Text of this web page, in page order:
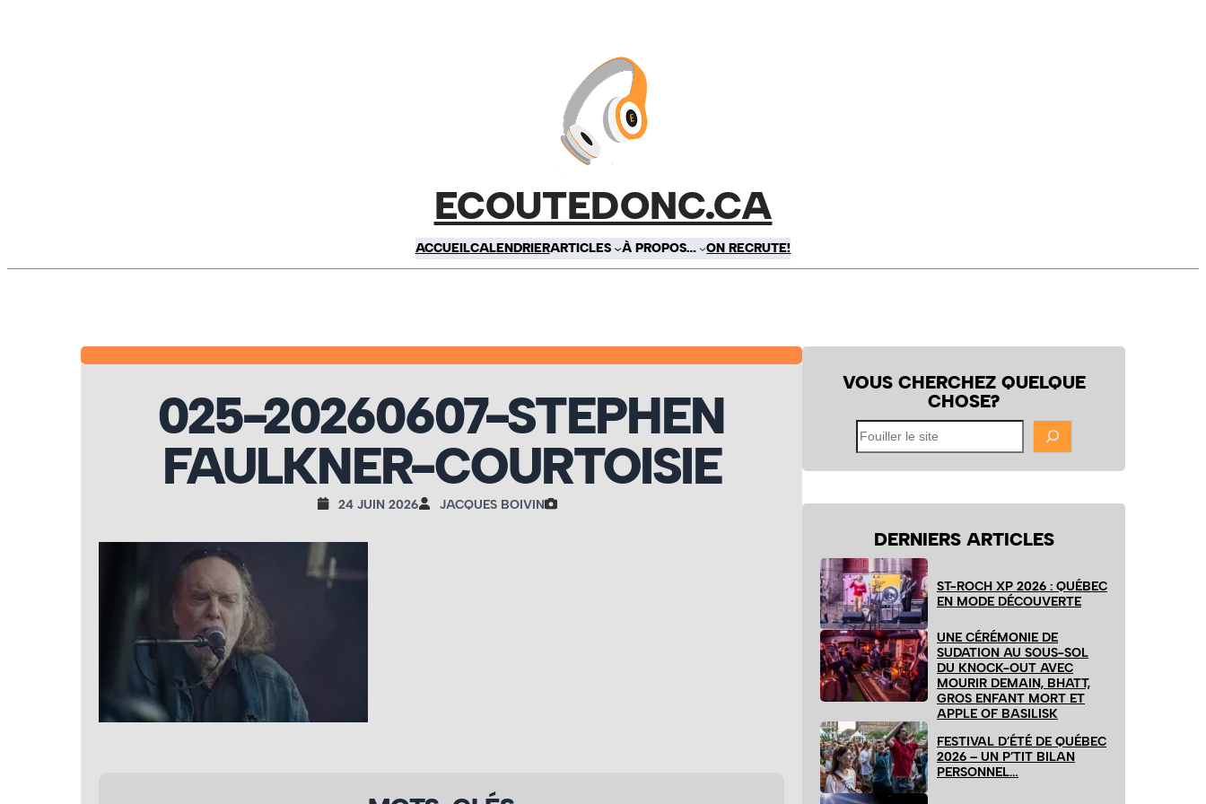
ECOUTEDONC.CA
ACCUEILCALENDRIERARTICLES À PROPOS… ON RECRUTE!
025-20260607-STEPHEN
FAULKNER-COURTOISIE
24 JUIN 2026 JACQUES BOIVIN
VOUS CHERCHEZ QUELQUE
CHOSE?
Fouiller
le
site
DERNIERS ARTICLES
ST-ROCH XP 2026 : QUÉBEC
EN MODE DÉCOUVERTE
UNE CÉRÉMONIE DE
SUDATION AU SOUS-SOL
DU KNOCK-OUT AVEC
MOURIR DEMAIN, BHATT,
GROS ENFANT MORT ET
APPLE OF BASILISK
FESTIVAL D’ÉTÉ DE QUÉBEC
2026 – UN P’TIT BILAN
PERSONNEL…